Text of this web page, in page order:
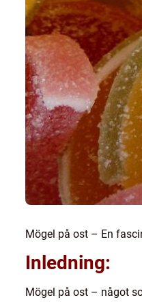
Mögel på ost – En
Inledning:
Mögel på ost – något